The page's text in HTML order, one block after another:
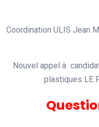
Coordination ULIS Jean
Nouvel appel à
plastiques LE